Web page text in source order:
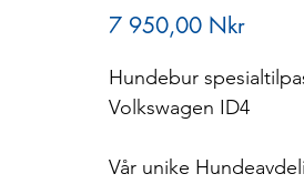
7 950,00 NkrPris
Hundebur
Volkswagen ID4
Vår unike